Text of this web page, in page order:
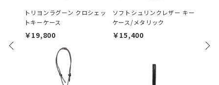
トリヨンラグーン クロシェッ
トキーケース
￥19,800
ソフトシュリンクレザー キー
ケース/メタリック
￥15,400